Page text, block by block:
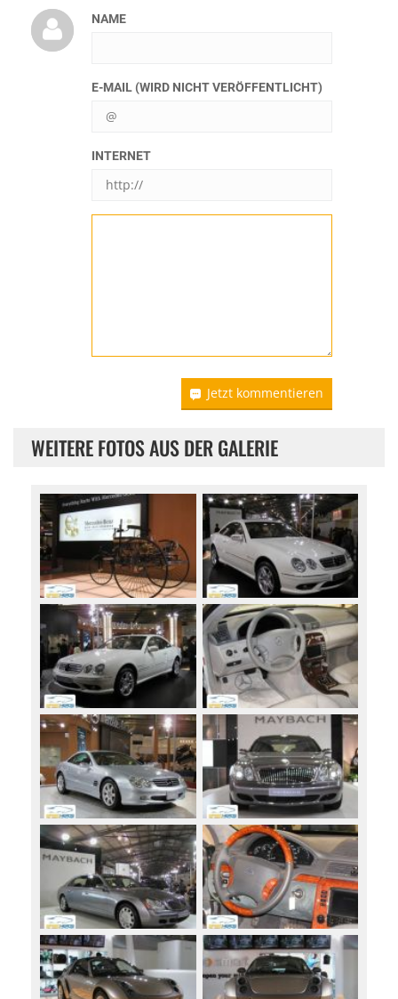
NAME
E-MAIL (WIRD NICHT VERÖFFENTLICHT)
INTERNET
Jetzt kommentieren
WEITERE FOTOS AUS DER GALERIE